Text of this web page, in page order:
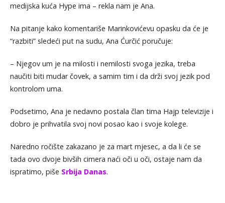
medijska kuća Hype ima – rekla nam je Ana.
Na pitanje kako komentariše Marinkovićevu opasku da će je
“razbiti” sledeći put na sudu, Ana Ćurčić poručuje:
– Njegov um je na milosti i nemilosti svoga jezika, treba
naučiti biti mudar čovek, a samim tim i da drži svoj jezik pod
kontrolom uma.
Podsetimo, Ana je nedavno postala član tima Hajp televizije i
dobro je prihvatila svoj novi posao kao i svoje kolege.
Naredno ročište zakazano je za mart mjesec, a da li će se
tada ovo dvoje bivših cimera naći oči u oči, ostaje nam da
ispratimo, piše Srbija Danas.